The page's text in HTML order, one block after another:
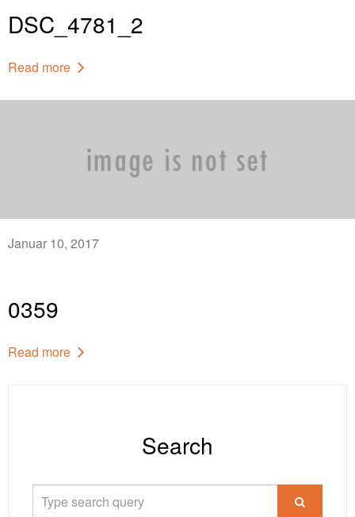
DSC_4781_2
Read more
Januar 10, 2017
0359
Read more
Search